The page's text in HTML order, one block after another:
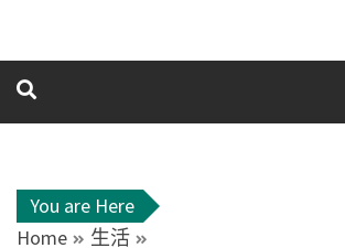
You are Here
Home
生活